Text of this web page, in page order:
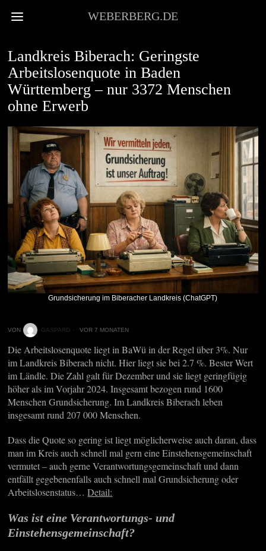
WEBERBERG.DE
Landkreis Biberach: Geringste
Arbeitslosenquote in Baden
Württemberg – nur 3372 Menschen
ohne Erwerb
Grundsicherung im Biberacher Landkreis (ChatGPT)
VON GASPARD VOR 7 MONATEN
Die Arbeitslosenquote liegt in BaWü in der Regel über 3%. Nur
im Landkreis Biberach nicht. Hier liegt sie bei 2.7 %. Bester Wert
im Ländle. Die Zahl galt für Dezember und sie liegt geringfügig
höher als im Vorjahr 2024. Insgesamt bezogen rund 1600
Menschen Grundsicherung. Im Landkreis Biberach leben
insgesamt rund 207 000 Menschen.
Dass die Quote so gering ist liegt möglicherweise auch daran, dass
man im Kreis auch schnell mal gern eine Einstehensgemeinschaft
vermutet – auch gerne Verantwortungsgemeinschaft und dann
entfällt gegebenenfalls auch schnell mal Grundsicherung oder
Arbeitslosenstatus…Detail:
Was ist eine Verantwortungs- und
Einstehensgemeinschaft?